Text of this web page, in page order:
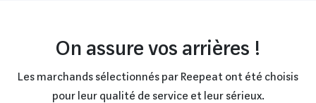
On assure vos arrières !
Les marchands sélectionnés par Reepeat ont été choisis
pour leur qualité de service et leur sérieux.